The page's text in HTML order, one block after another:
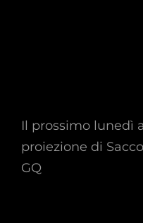
Il prossimo lunedì
proiezione di
GQ